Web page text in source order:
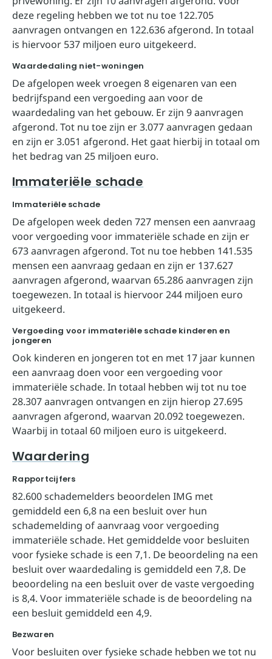
deze regeling hebben we tot nu toe 122.705
aanvragen ontvangen en 122.636 afgerond. In totaal
is hiervoor 537 miljoen euro uitgekeerd.
Waardedaling niet-woningen
De afgelopen week vroegen 8 eigenaren van een
bedrijfspand een vergoeding aan voor de
waardedaling van het gebouw. Er zijn 9 aanvragen
afgerond. Tot nu toe zijn er 3.077 aanvragen gedaan
en zijn er 3.051 afgerond. Het gaat hierbij in totaal om
het bedrag van 25 miljoen euro.
Immateriële schade
Immateriële schade
De afgelopen week deden 727 mensen een aanvraag
voor vergoeding voor immateriële schade en zijn er
673 aanvragen afgerond. Tot nu toe hebben 141.535
mensen een aanvraag gedaan en zijn er 137.627
aanvragen afgerond, waarvan 65.286 aanvragen zijn
toegewezen. In totaal is hiervoor 244 miljoen euro
uitgekeerd.
Vergoeding voor immateriële schade kinderen en
jongeren
Ook kinderen en jongeren tot en met 17 jaar kunnen
een aanvraag doen voor een vergoeding voor
immateriële schade. In totaal hebben wij tot nu toe
28.307 aanvragen ontvangen en zijn hierop 27.695
aanvragen afgerond, waarvan 20.092 toegewezen.
Waarbij in totaal 60 miljoen euro is uitgekeerd.
Waardering
Rapportcijfers
82.600 schademelders beoordelen IMG met
gemiddeld een 6,8 na een besluit over hun
schademelding of aanvraag voor vergoeding
immateriële schade. Het gemiddelde voor besluiten
voor fysieke schade is een 7,1. De beoordeling na een
besluit over waardedaling is gemiddeld een 7,8. De
beoordeling na een besluit over de vaste vergoeding
is 8,4. Voor immateriële schade is de beoordeling na
een besluit gemiddeld een 4,9.
Bezwaren
Voor besluiten over fysieke schade hebben we tot nu